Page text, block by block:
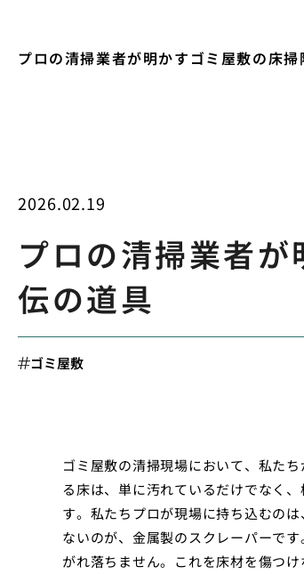
プロの清掃業者が明かすゴミ屋敷の床
2026.02.19
プロの清掃業者
伝の道具
ゴミ屋敷
ゴミ屋敷の清掃現場において、私た
る床は、単に汚れているだけでなく
す。私たちプロが現場に持ち込むの
ないのが、金属製のスクレーパーで
がれ落ちません。これを床材を傷つ